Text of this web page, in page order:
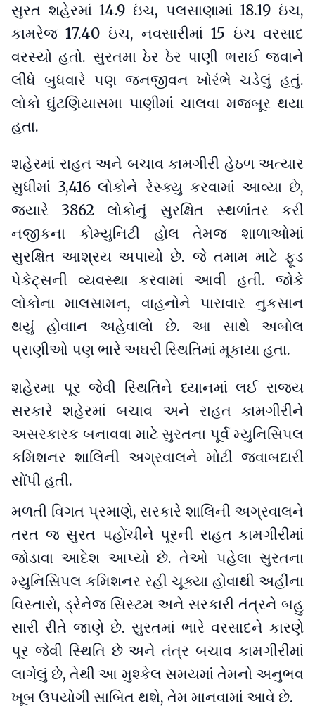
સુરત શહેરમાં 14.9 ઇંચ, પલસાણામાં 18.19 ઇંચ,
કામરેજ 17.40 ઇંચ, નવસારીમાં 15 ઇંચ વરસાદ
વરસ્યો હતો. સુરતમા ઠેર ઠેર પાણી ભરાઈ જવાને
લીધે બુધવારે પણ જનજીવન ખોરંભે ચડેલું હતું.
લોકો ઘુંટણિયાસમા પાણીમાં ચાલવા મજબૂર થયા
હતા.
શહેરમાં રાહત અને બચાવ કામગીરી હેઠળ અત્યાર
સુધીમાં 3,416 લોકોને રેસ્ક્યુ કરવામાં આવ્યા છે,
જ્યારે 3862 લોકોનું સુરક્ષિત સ્થળાંતર કરી
નજીકના કોમ્યુનિટી હોલ તેમજ શાળાઓમાં
સુરક્ષિત આશ્રય અપાયો છે. જે તમામ માટે ફૂડ
પેકેટ્સની વ્યવસ્થા કરવામાં આવી હતી. જોકે
લોકોના માલસામન, વાહનોને પારાવાર નુકસાન
થયું હોવાાન અહેવાલો છે. આ સાથે અબોલ
પ્રાણીઓ પણ ભારે અઘરી સ્થિતિમાં મૂકાયા હતા.
શહેરમા પૂર જેવી સ્થિતિને ધ્યાનમાં લઈ રાજ્ય
સરકારે શહેરમાં બચાવ અને રાહત કામગીરીને
અસરકારક બનાવવા માટે સુરતના પૂર્વ મ્યુનિસિપલ
કમિશનર શાલિની અગ્રવાલને મોટી જવાબદારી
સોંપી હતી.
મળતી વિગત પ્રમાણે, સરકારે શાલિની અગ્રવાલને
તરત જ સુરત પહોંચીને પૂરની રાહત કામગીરીમાં
જોડાવા આદેશ આપ્યો છે. તેઓ પહેલા સુરતના
મ્યુનિસિપલ કમિશનર રહી ચૂક્યા હોવાથી અહીંના
વિસ્તારો, ડ્રેનેજ સિસ્ટમ અને સરકારી તંત્રને બહુ
સારી રીતે જાણે છે. સુરતમાં ભારે વરસાદને કારણે
પૂર જેવી સ્થિતિ છે અને તંત્ર બચાવ કામગીરીમાં
લાગેલું છે, તેથી આ મુશ્કેલ સમયમાં તેમનો અનુભવ
ખૂબ ઉપયોગી સાબિત થશે, તેમ માનવામાં આવે છે.